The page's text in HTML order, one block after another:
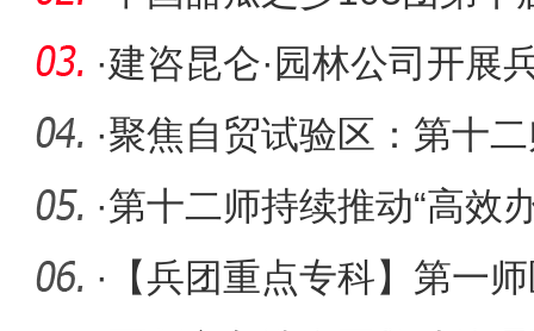
幕
·建咨昆仑·园林公司开展
廉政教
·聚焦自贸试验区：第十
堂”第三
·第十二师持续推动“高效
·
【兵团重点专科】第一